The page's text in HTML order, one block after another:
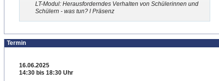
LT-Modul: Herausforderndes Verhalten von Schülerinnen und
Schülern - was tun? l Präsenz
Termin
16.06.2025
14:30 bis 18:30 Uhr